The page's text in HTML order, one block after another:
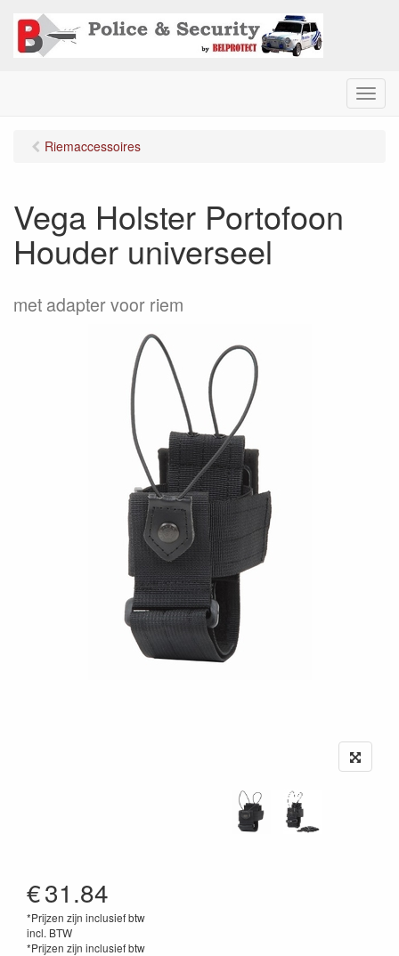
M
e
Riemaccessoires
Vega Holster Portofoon
Houder universeel
met adapter voor riem
€31.84
*Prijzen zijn inclusief btw
incl. BTW
*Prijzen zijn inclusief btw